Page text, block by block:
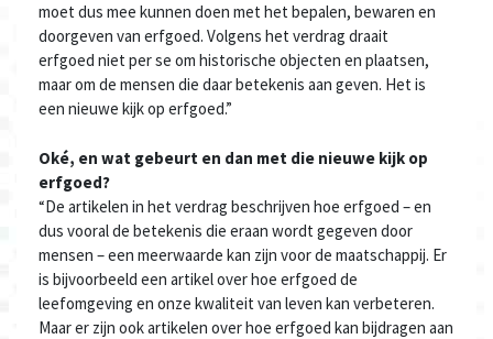
moet dus mee kunnen doen met het bepalen, bewaren en
doorgeven van erfgoed. Volgens het verdrag draait
erfgoed niet per se om historische objecten en plaatsen,
maar om de mensen die daar betekenis aan geven. Het is
een nieuwe kijk op erfgoed.”
Oké, en wat gebeurt en dan met die nieuwe kijk op
erfgoed?
“De artikelen in het verdrag beschrijven hoe erfgoed – en
dus vooral de betekenis die eraan wordt gegeven door
mensen –een meerwaarde kan zijn voor de maatschappij. Er
is bijvoorbeeld een artikel overhoe erfgoed de
leefomgeving en onze kwaliteit van leven kan verbeteren.
Maarer zijn ook artikelen overhoe erfgoed kan bijdragen aan